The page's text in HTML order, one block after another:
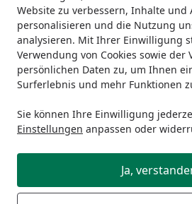
Website zu verbessern, Inhalte und
personalisieren und die Nutzung
analysieren. Mit Ihrer Einwilligung
Verwendung von Cookies sowie
persönlichen Daten zu, um Ihnen
Surferlebnis und mehr Funktionen
Sie können Ihre Einwilligung
Einstellungen anpassen oder
Ja,
Startseite
EGG Nest, Tische & Seitentische
EGG Nest
Ihre Artikelübersicht
Kategorien
Filter / Sortierung
15 Artikel